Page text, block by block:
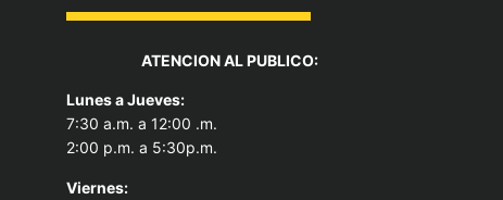
ATENCION AL PUBLICO:
Lunes a Jueves:
7:30 a.m. a 12:00 .m.
2:00 p.m. a 5:30p.m.
Viernes: